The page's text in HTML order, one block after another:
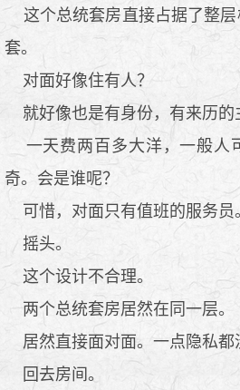
这个总统套房直接占据了整层
套。
对面好像住有人？
就好像也是有身份，有来历的
一天费两百多大洋，一般人
奇。会是谁呢？
可惜，对面只有值班的服务员
摇头。
这个设计不合理。
两个总统套房居然在同一层。
居然直接面对面。一点隐私
回去房间。